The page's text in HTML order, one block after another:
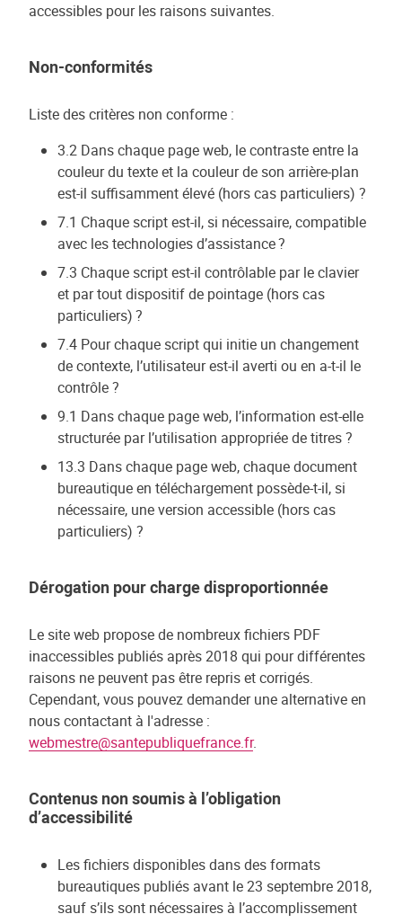
accessibles pour les raisons suivantes.
Non-conformités
Liste des critères non conforme :
3.2 Dans chaque page web, le contraste entre la
couleur du texte et la couleur de son arrière-plan
est-il suffisamment élevé (hors cas particuliers) ?
7.1 Chaque script est-il, si nécessaire, compatible
avec les technologies d’assistance ?
7.3 Chaque script est-il contrôlable par le clavier
et par tout dispositif de pointage (hors cas
particuliers) ?
7.4 Pour chaque script qui initie un changement
de contexte, l’utilisateur est-il averti ou en a-t-il le
contrôle ?
9.1 Dans chaque page web, l’information est-elle
structurée par l’utilisation appropriée de titres ?
13.3 Dans chaque page web, chaque document
bureautique en téléchargement possède-t-il, si
nécessaire, une version accessible (hors cas
particuliers) ?
Dérogation pour charge disproportionnée
Le site web propose de nombreux fichiers PDF
inaccessibles publiés après 2018 qui pour différentes
raisons ne peuvent pas être repris et corrigés.
Cependant, vous pouvez demander une alternative en
nous contactant à l'adresse :
webmestre@santepubliquefrance.fr.
Contenus non soumis à l’obligation
d’accessibilité
Les fichiers disponibles dans des formats
bureautiques publiés avant le 23 septembre 2018,
sauf s’ils sont nécessaires à l’accomplissement